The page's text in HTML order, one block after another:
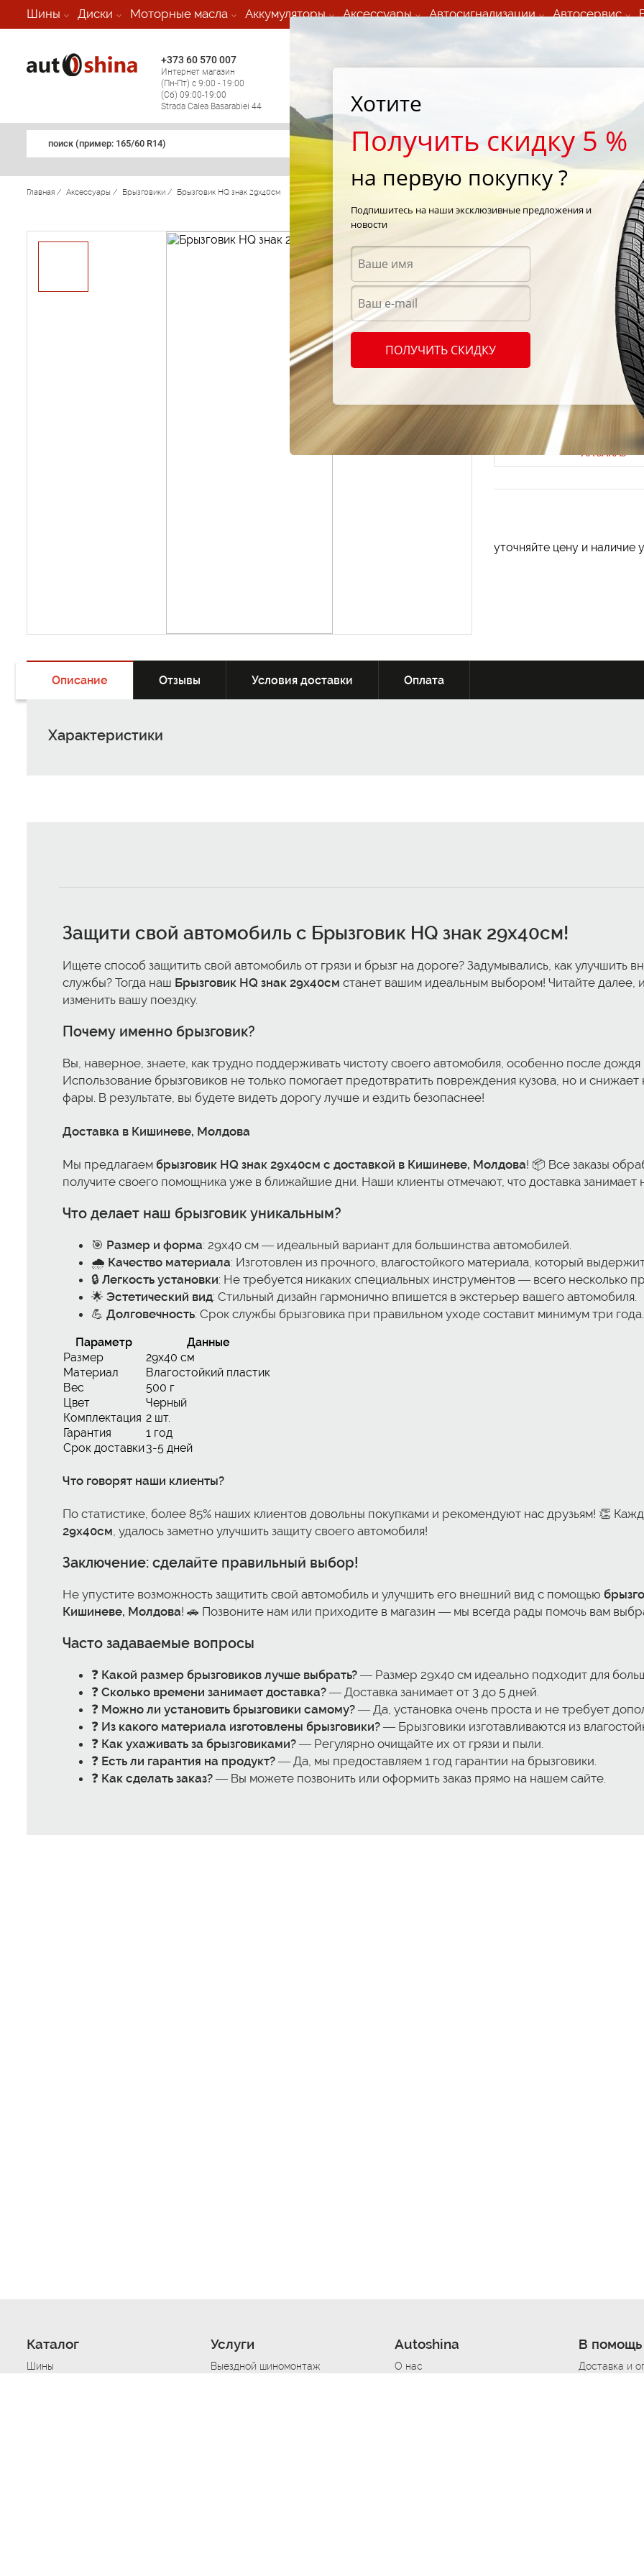
Шины Диски Моторные масла Аккумуляторы Аксессуары Автосигнализации Автосервис
+373 60 570 007
Интернет магазин
(Пн-Пт) с 9:00 - 19:00
(Сб) 09:00-19:00
Strada Calea Basarabiei 44
Мобильный шиномонтаж 24/7
поиск (примеp: 165/60 R14)
Главная / Аксессуары / Брызговики / Брызговик HQ знак 29x40см
знак
Код продукта: AT-191355
НА ЗАКАЗ
уточняйте цену и наличие
Описание Отзывы Условия доставки Оплата
Характеристики
Защити свой автомобиль с Брызговик HQ знак 29x40см!
Ищете способ защитить свой автомобиль от грязи и брызг на дороге? Задумывались, как улучшить
службы? Тогда наш Брызговик HQ знак 29x40см станет вашим идеальным выбором! Читайте далее,
изменить вашу поездку.
Почему именно брызговик?
Вы, наверное, знаете, как трудно поддерживать чистоту своего автомобиля, особенно после
Использование брызговиков не только помогает предотвратить повреждения кузова, но и
фары. В результате, вы будете видеть дорогу лучше и ездить безопаснее!
Доставка в Кишиневе, Молдова
Мы предлагаем брызговик HQ знак 29x40см с доставкой в Кишиневе, Молдова! 📦 Все заказы
получите своего помощника уже в ближайшие дни. Наши клиенты отмечают, что доставка занимает
Что делает наш брызговик уникальным?
🎯 Размер и форма: 29x40 см — идеальный вариант для большинства автомобилей.
🌧️ Качество материала: Изготовлен из прочного, влагостойкого материала, который
🔒 Легкость установки: Не требуется никаких специальных инструментов — всего несколько
🌟 Эстетический вид: Стильный дизайн гармонично впишется в экстерьер вашего автомобиля.
💪 Долговечность: Срок службы брызговика при правильном уходе составит минимум три года.
Параметр
Данные
Размер
29x40 см
Материал
Влагостойкий пластик
Вес
500 г
Цвет
Черный
Комплектация 2 шт.
Гарантия
1 год
Срок доставки3-5 дней
Что говорят наши клиенты?
По статистике, более 85% наших клиентов довольны покупками и рекомендуют нас друзьям! 👏
29x40см, удалось заметно улучшить защиту своего автомобиля!
Заключение: сделайте правильный выбор!
Не упустите возможность защитить свой автомобиль и улучшить его внешний вид с помощью
Кишиневе, Молдова! 🚗 Позвоните нам или приходите в магазин — мы всегда рады помочь вам
Часто задаваемые вопросы
❓ Какой размер брызговиков лучше выбрать? — Размер 29x40 см идеально подходит для
❓ Сколько времени занимает доставка? — Доставка занимает от 3 до 5 дней.
❓ Можно ли установить брызговики самому? — Да, установка очень проста и не требует
❓ Из какого материала изготовлены брызговики? — Брызговики изготавливаются из
❓ Как ухаживать за брызговиками? — Регулярно очищайте их от грязи и пыли.
❓ Есть ли гарантия на продукт? — Да, мы предоставляем 1 год гарантии на брызговики.
❓ Как сделать заказ? — Вы можете позвонить или оформить заказ прямо на нашем сайте.
Каталог
Шины
Услуги
Выездной шиномонтаж
Autoshina
О нас
В помощь
Доставка и
Хотите
Получить скидку 5 %
на первую покупку ?
Подпишитесь на наши эксклюзивные предложения и
новости
ПОЛУЧИТЬ СКИДКУ